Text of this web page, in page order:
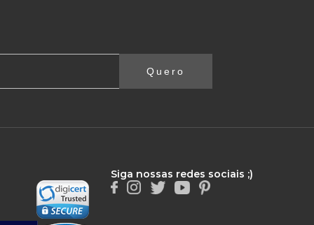
Quero
Siga nossas redes sociais ;)